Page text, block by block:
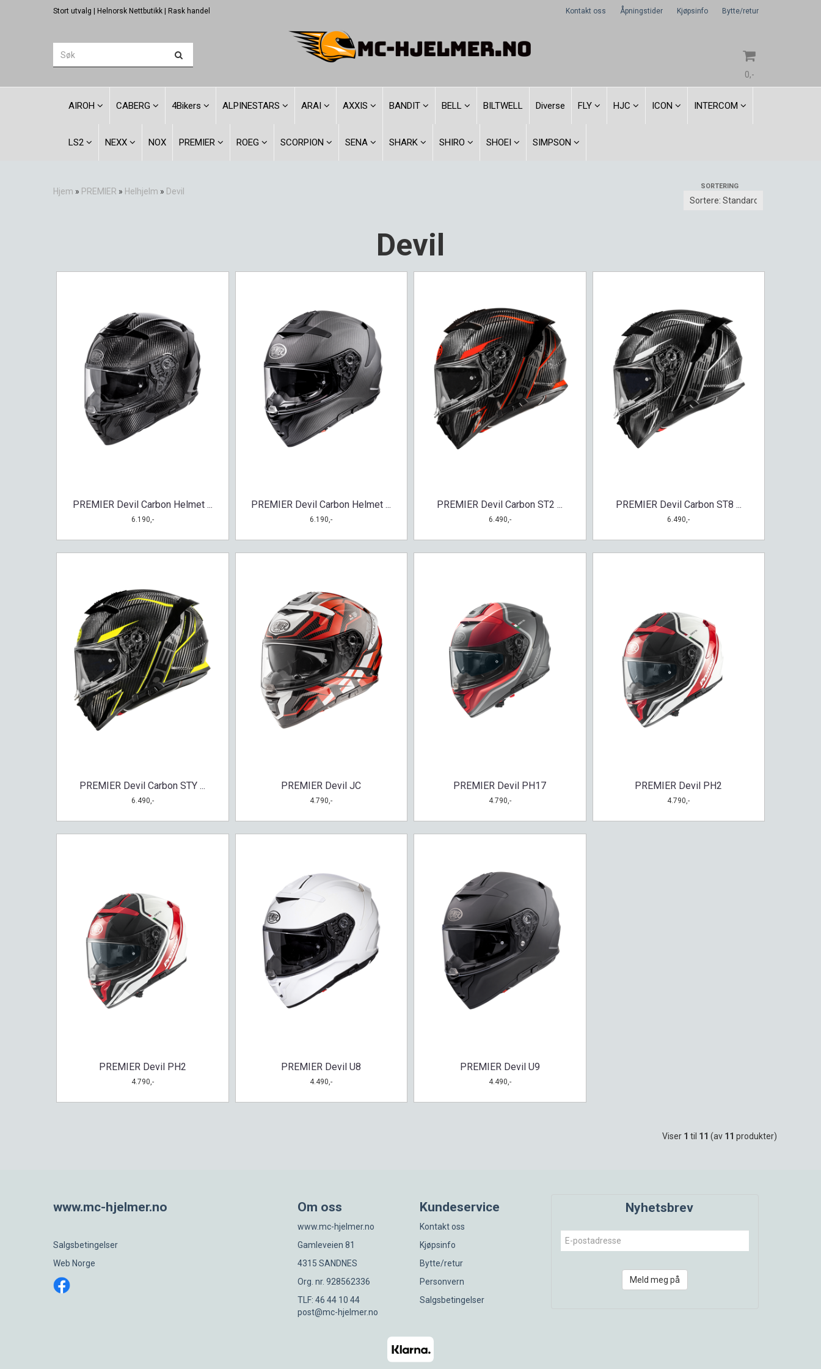
Stort utvalg | Helnorsk Nettbutikk | Rask handel Kontakt oss Åpningstider Kjøpsinfo Bytte/retur
0,-
AIROH CABERG 4Bikers ALPINESTARS ARAI AXXIS BANDIT BELL BILTWELL Diverse FLY HJC ICON INTERCOM
LS2 NEXX NOX PREMIER ROEG SCORPION SENA SHARK SHIRO SHOEI SIMPSON
Hjem » PREMIER » Helhjelm » Devil
SORTERING
Devil
PREMIER Devil Carbon Helmet ...
6.190,-
PREMIER Devil Carbon Helmet ...
6.190,-
PREMIER Devil Carbon ST2 ...
6.490,-
PREMIER Devil Carbon ST8 ...
6.490,-
PREMIER Devil Carbon STY ...
6.490,-
PREMIER Devil JC
4.790,-
PREMIER Devil PH17
4.790,-
PREMIER Devil PH2
4.790,-
PREMIER Devil PH2
4.790,-
PREMIER Devil U8
4.490,-
PREMIER Devil U9
4.490,-
Viser 1 til 11 (av 11 produkter)
www.mc-hjelmer.no
Salgsbetingelser
Web Norge
Om oss
www.mc-hjelmer.no
Gamleveien 81
4315 SANDNES
Org. nr. 928562336
TLF: 46 44 10 44
post@mc-hjelmer.no
Kundeservice
Kontakt oss
Kjøpsinfo
Bytte/retur
Personvern
Salgsbetingelser
Nyhetsbrev
Meld meg på